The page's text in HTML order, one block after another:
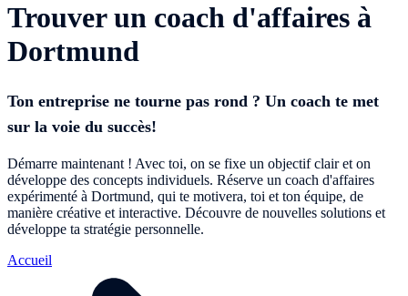
Trouver un coach d'affaires à
Dortmund
Ton entreprise ne tourne pas rond ? Un coach te met
sur la voie du succès!
Démarre maintenant ! Avec toi, on se fixe un objectif clair et on
développe des concepts individuels. Réserve un coach d'affaires
expérimenté à Dortmund, qui te motivera, toi et ton équipe, de
manière créative et interactive. Découvre de nouvelles solutions et
développe ta stratégie personnelle.
Accueil